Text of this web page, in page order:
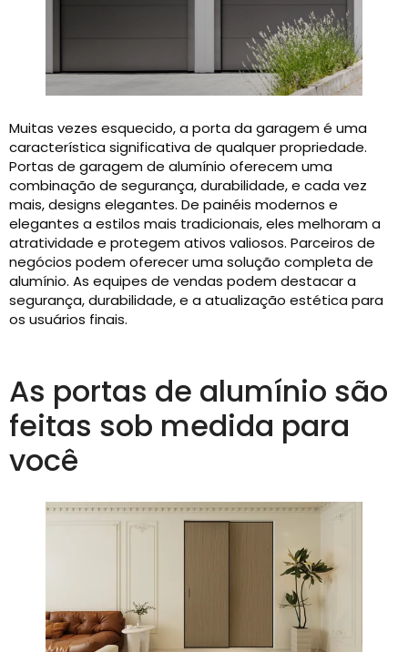
Muitas vezes esquecido, a porta da garagem é uma
característica significativa de qualquer propriedade.
Portas de garagem de alumínio oferecem uma
combinação de segurança, durabilidade, e cada vez
mais, designs elegantes. De painéis modernos e
elegantes a estilos mais tradicionais, eles melhoram a
atratividade e protegem ativos valiosos. Parceiros de
negócios podem oferecer uma solução completa de
alumínio. As equipes de vendas podem destacar a
segurança, durabilidade, e a atualização estética para
os usuários finais.
As portas de alumínio são
feitas sob medida para
você